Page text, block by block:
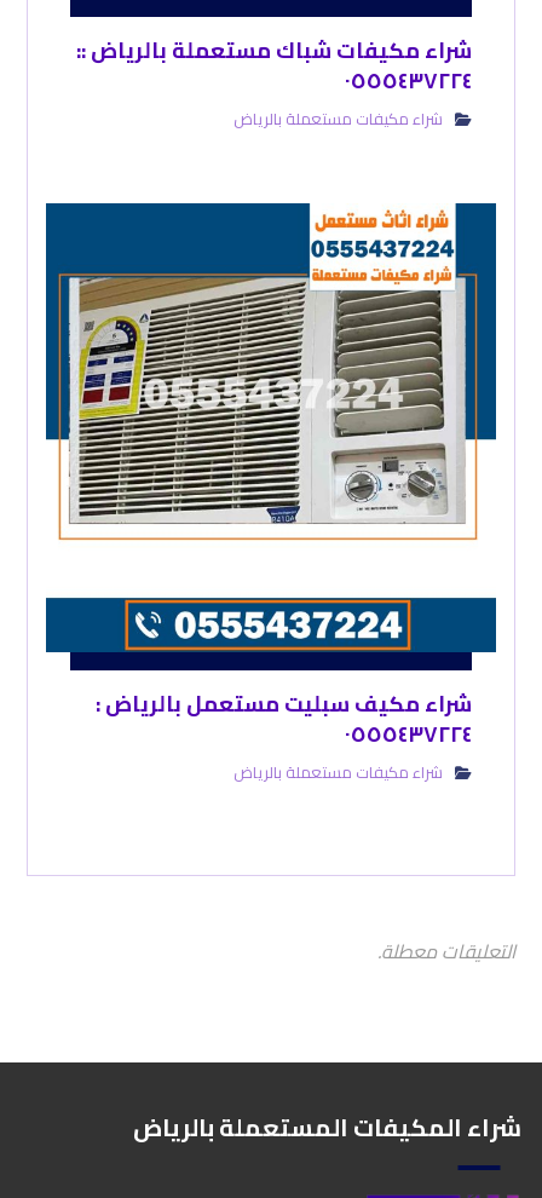
شراء مكيفات شباك مستعملة بالرياض ::
٠٥٥٥٤٣٧٢٢٤
شراء مكيفات مستعملة بالرياض
شراء مكيف سبليت مستعمل بالرياض :
٠٥٥٥٤٣٧٢٢٤
شراء مكيفات مستعملة بالرياض
التعليقات معطلة.
شراء المكيفات المستعملة بالرياض